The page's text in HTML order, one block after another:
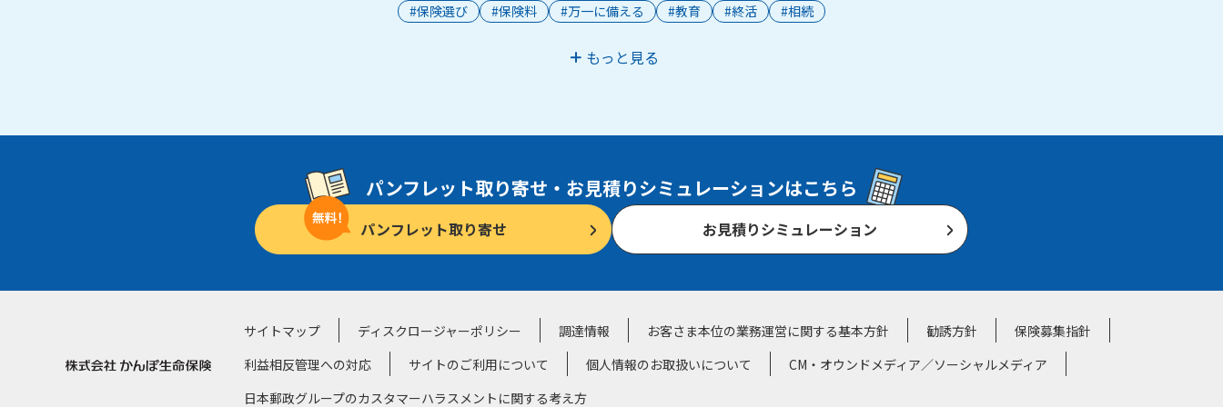
#保険選び #保険料 #万一に備える #教育 #終活 #相続
もっと見る
パンフレット取り寄せ・ お見積りシミュレーションはこちら
パンフレット取り寄せ お見積りシミュレーション
サイトマップ ディスクロージャーポリシー 調達情報 お客さま本位の業務運営に関する基本方針 勧誘方針
保険募集指針
利益相反管理への対応
サイトのご利用について 個人情報のお取扱いについて
CM・オウンドメディア／ソーシャルメディア
日本郵政グループのカスタマーハラスメントに関する考え方